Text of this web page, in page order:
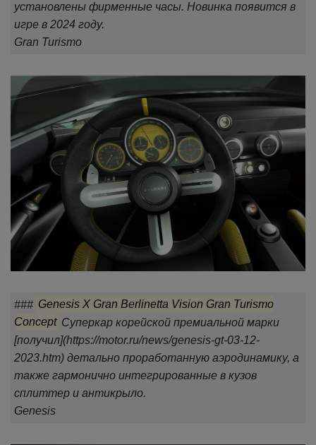
установлены фирменные часы. Новинка появится в
игре в 2024 году.
Gran Turismo
### Genesis X Gran Berlinetta Vision Gran Turismo
Concept Суперкар корейской премиальной марки
[получил](https://motor.ru/news/genesis-gt-03-12-
2023.htm) детально проработанную аэродинамику, а
также гармонично интегрированные в кузов
сплиттер и антикрыло.
Genesis